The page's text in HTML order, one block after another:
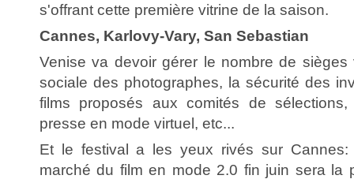
s'offrant cette première vitrine de la saison.
Cannes, Karlovy-Vary, San Sebastian
Venise va devoir gérer le nombre de sièges
sociale des photographes, la sécurité des
films proposés aux comités de
presse en mode virtuel, etc...
Et le festival a les yeux rivés sur Cannes:
marché du film en mode 2.0 fin juin sera la